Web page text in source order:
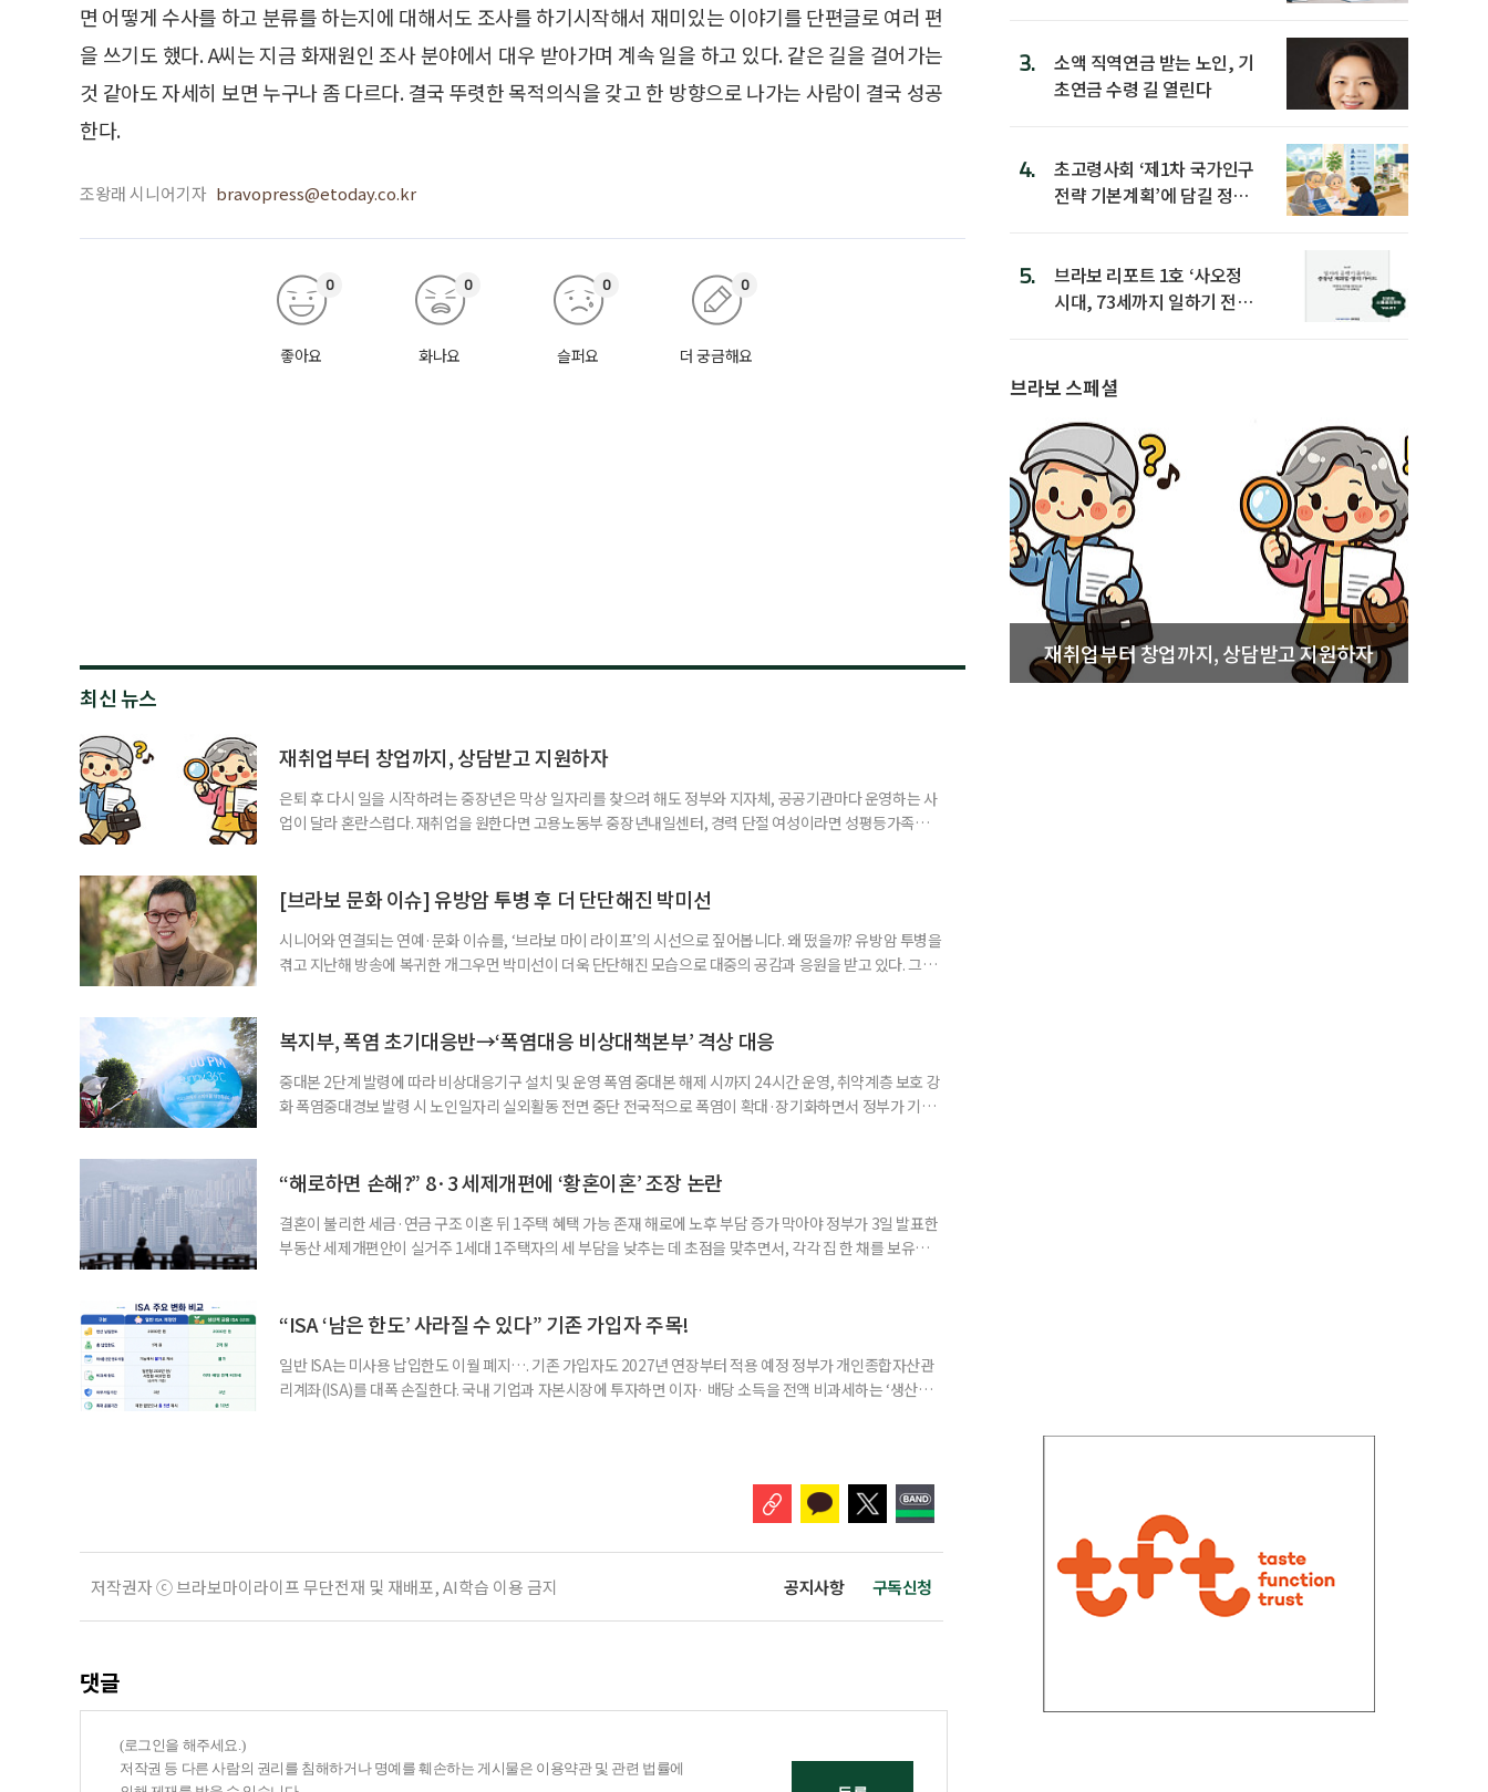
면 어떻게 수사를 하고 분류를 하는지에 대해서도 조사를 하기시작해서 재미있는 이야기를 단편글로 여러 편
을 쓰기도 했다. A씨는 지금 화재원인 조사 분야에서 대우 받아가며 계속 일을 하고 있다. 같은 길을 걸어가는
것 같아도 자세히 보면 누구나 좀 다르다. 결국 뚜렷한 목적의식을 갖고 한 방향으로 나가는 사람이 결국 성공
한다.
조왕래 시니어기자 bravopress@etoday.co.kr
좋아요
0
화나요
0
슬퍼요
0
더 궁금해요
0
최신 뉴스
재취업부터 창업까지, 상담받고 지원하자
은퇴 후 다시 일을 시작하려는 중장년은 막상 일자리를 찾으려 해도 정부와 지자체, 공공기관마다 운영하는 사
업이 달라 혼란스럽다. 재취업을 원한다면 고용노동부 중장년내일센터, 경력 단절 여성이라면 성평등가족부
준비부터 구직 수당까지 고용노동부 국민취업지원제도 구직활동이 쉽지 않은 사람을 위한 제도다. 개인별 취
업 지원 계획을 세
[브라보 문화 이슈] 유방암 투병 후 더 단단해진 박미선
시니어와 연결되는 연예·문화 이슈를, ‘브라보 마이 라이프’의 시선으로 짚어봅니다. 왜 떴을까? 유방암 투병을
겪고 지난해 방송에 복귀한 개그우먼 박미선이 더욱 단단해진 모습으로 대중의 공감과 응원을 받고 있다. 그러
까. 오랜 방송 생활 뒤 전해진 투병 소식 박미선은 재치 있는 말솜씨와 공감 능력으로
복지부, 폭염 초기대응반→‘폭염대응 비상대책본부’ 격상 대응
중대본 2단계 발령에 따라 비상대응기구 설치 및 운영 폭염 중대본 해제 시까지 24시간 운영, 취약계층 보호 강
화 폭염중대경보 발령 시 노인일자리 실외활동 전면 중단 전국적으로 폭염이 확대·장기화하면서 정부가 기존
책본부(중대본) 2단계(심각)가 발령된 이후에도 폭염이 전국적으로 확대되고 장기화한 데 따른 것이다. 기존에
“해로하면 손해?” 8·3 세제개편에 ‘황혼이혼’ 조장 논란
결혼이 불리한 세금·연금 구조 이혼 뒤 1주택 혜택 가능 존재 해로에 노후 부담 증가 막아야 정부가 3일 발표한
부동산 세제개편안이 실거주 1세대 1주택자의 세 부담을 낮추는 데 초점을 맞추면서, 각각 집 한 채를 보유한
부가 각자 집 한 채씩을 보유하면 한 세대가 두 채를 가진 것으로 보지만, 실제 이혼해 주거와 생계를 분
“ISA ‘남은 한도’ 사라질 수 있다” 기존 가입자 주목!
일반 ISA는 미사용 납입한도 이월 폐지…. 기존 가입자도 2027년 연장부터 적용 예정 정부가 개인종합자산관
리계좌(ISA)를 대폭 손질한다. 국내 기업과 자본시장에 투자하면 이자· 배당 소득을 전액 비과세하는 ‘생산적
저작권자 ⓒ 브라보마이라이프 무단전재 및 재배포, AI학습 이용 금지 공지사항 구독신청
댓글
3.
소액 직역연금 받는 노인, 기
초연금 수령 길 열린다
4.
초고령사회 ‘제1차 국가인구
전략 기본계획’에 담길 정책
5.
브라보 리포트 1호 ‘사오정
시대, 73세까지 일하기 전략’
브라보 스페셜
재취업부터 창업까지, 상담받고 지원하자